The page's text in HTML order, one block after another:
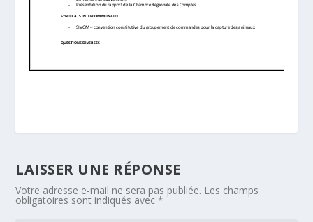
LAISSER UNE RÉPONSE
Votre adresse e-mail ne sera pas publiée. Les champs
obligatoires sont indiqués avec*